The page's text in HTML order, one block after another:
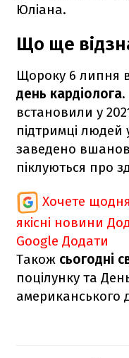
Юліана.
Що ще
Щороку 6 липня
день кардіолога.
встановили у
підтримці
заведено
піклуються про
Хочете
якісні новини
Google Додати
Також сьогодні
поцілунку та
американського